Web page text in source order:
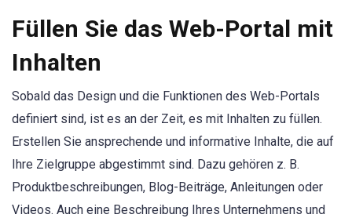
Füllen Sie das Web-Portal mit
Inhalten
Sobald das Design und die Funktionen des Web-Portals
definiert sind, ist es an der Zeit, es mit Inhalten zu füllen.
Erstellen Sie ansprechende und informative Inhalte, die auf
Ihre Zielgruppe abgestimmt sind. Dazu gehören z. B.
Produktbeschreibungen, Blog-Beiträge, Anleitungen oder
Videos. Auch eine Beschreibung Ihres Unternehmens und